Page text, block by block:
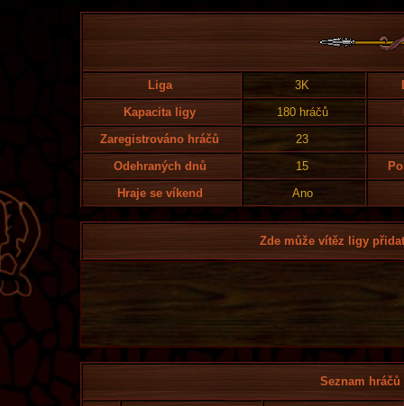
Liga 3K
Kapacita ligy
180 hráčů
Zaregistrováno hráčů
23
Odehraných dnů
15
Hraje se víkend
Ano
Zde může vítěz ligy
Seznam